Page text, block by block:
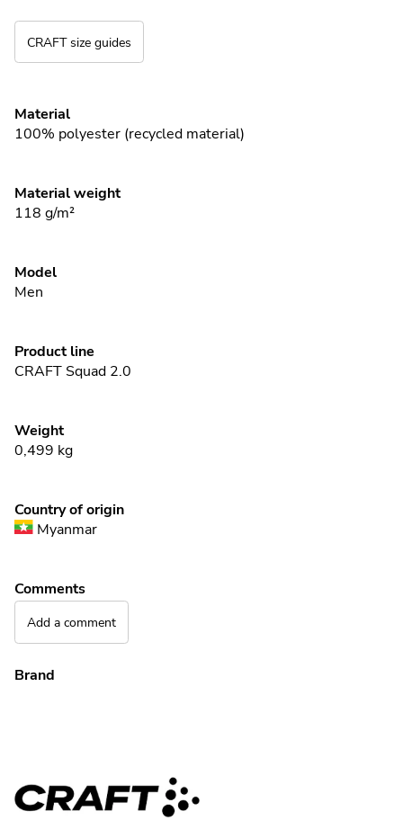
CRAFT size guides
Material
100% polyester (recycled material)
Material weight
118 g/m²
Model
Men
Product line
CRAFT Squad 2.0
Weight
0,499 kg
Country of origin
Myanmar
Comments
Add a comment
Brand